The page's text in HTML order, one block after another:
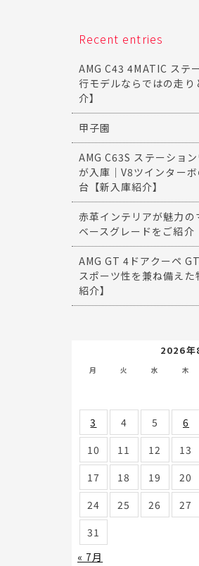
Recent entries
AMG C43 4MATIC ステ
行モデルならではの走
介】
甲子園
AMG C63S ステーショ
が入庫｜V8ツインター
台【新入庫紹介】
赤革インテリアが魅力の
ベースグレードをご紹介
AMG GT 4ドアクーペ
スポーツ性を兼ね備え
紹介】
2026年
月 火 水 木
3
4 5 6
10
11 12 13
17
18 19 20
24
25 26 27
31
« 7月